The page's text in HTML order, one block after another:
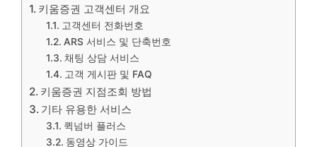
키움증권 고객센터 개요
고객센터 전화번호
ARS 서비스 및 단축번호
채팅 상담 서비스
고객 게시판 및 FAQ
키움증권 지점조회 방법
기타 유용한 서비스
퀵넘버 플러스
동영상 가이드